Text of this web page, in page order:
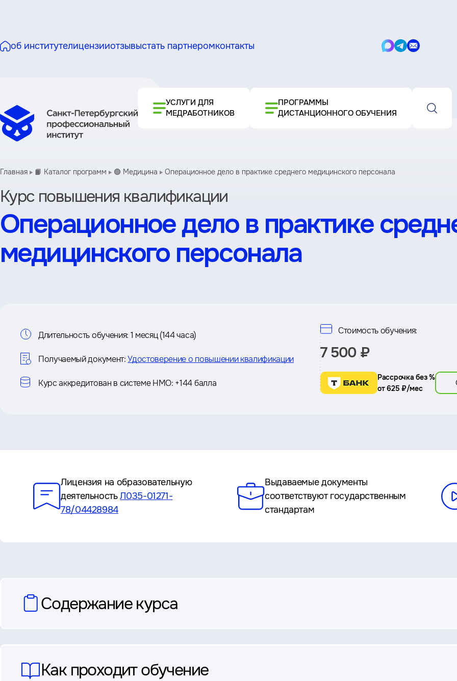
об институтелицензииотзывыстать партнеромконтакты
Написать
Написать
Написать
УСЛУГИ ДЛЯ
МЕДРАБОТНИКОВ
ПРОГРАММЫ
ДИСТАНЦИОННОГО ОБУЧЕНИЯ
Главная 📙 Каталог программ 🟢 Медицина Операционное дело в практике среднего медицинского персонала
Курс повышения квалификации
Операционное дело в практике
медицинского персонала
Информация
о
курсе
Длительность обучения: 1 месяц (144 часа)
Получаемый документ: Удостоверение о повышении квалификации
Курс аккредитован в системе НМО: +144 балла
Стоимость обучения:
7 500 ₽
Рассрочка без %
от 625 ₽/мес
Лицензия на образовательную
деятельностьЛ035-01271-
78/04428984
Выдаваемые документы
соответствуют государственным
стандартам
вопросы
Содержание курса
Как проходит обучение